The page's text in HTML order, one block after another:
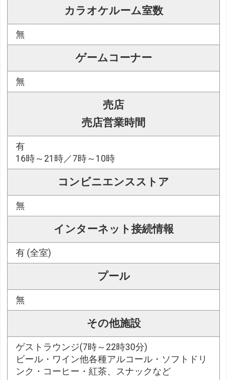
カラオケルーム室数
無
ゲームコーナー
無
売店
売店営業時間
有
16時～21時／7時～10時
コンビニエンスストア
無
インターネット接続情報
有 (全室)
プール
無
その他施設
ゲストラウンジ(7時～22時30分)
ビール・ワイン他各種アルコール・ソフトドリ
ンク・コーヒー・紅茶、スナックなど